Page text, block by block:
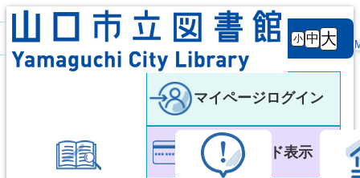
背景
白 黒
文字サ
イズ
小 中 大
マイページログイン
利用者カード表示